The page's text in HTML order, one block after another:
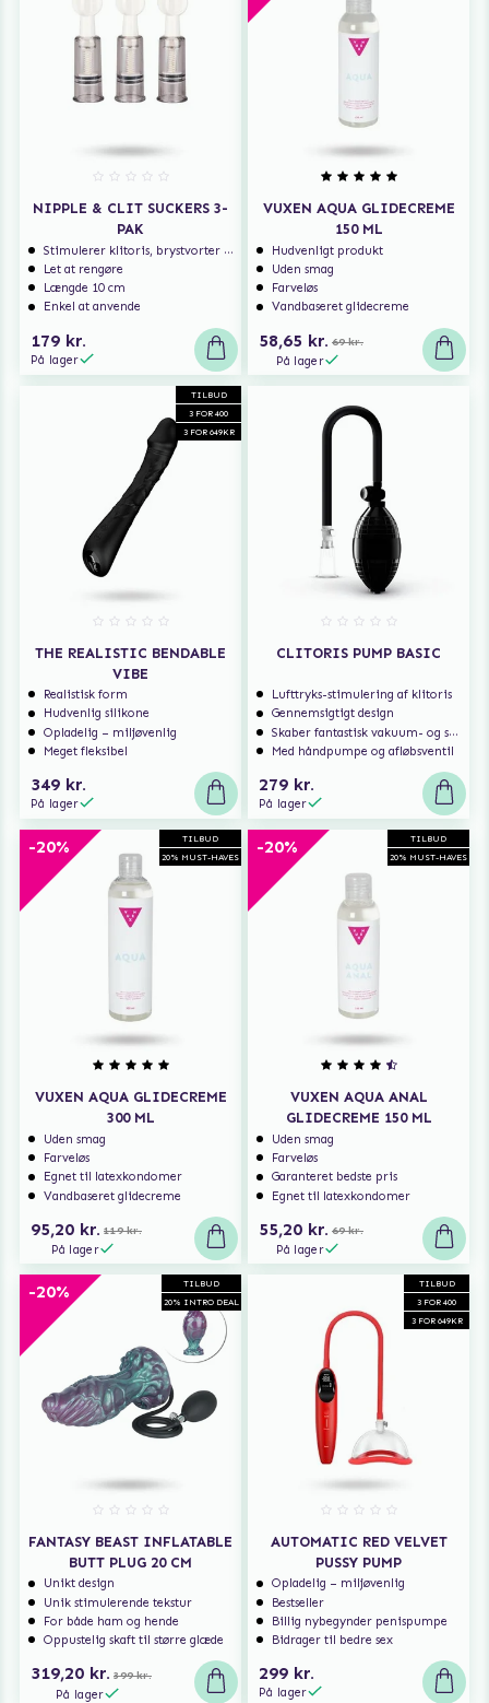
NIPPLE & CLIT SUCKERS 3-
PAK
Stimulerer klitoris, brystvorter m.m.
Let at rengøre
Længde 10 cm
Enkel at anvende
179 kr.
På lager
VUXEN AQUA GLIDECREME
150 ML
Hudvenligt produkt
Uden smag
Farveløs
Vandbaseret glidecreme
58,65 kr. 69 kr.
På lager
TILBUD
3 FOR 400
3 FOR 649KR
THE REALISTIC BENDABLE
VIBE
Realistisk form
Hudvenlig silikone
Opladelig – miljøvenlig
Meget fleksibel
349 kr.
På lager
CLITORIS PUMP BASIC
Lufttryks-stimulering af klitoris
Gennemsigtigt design
Skaber fantastisk vakuum- og sugefølelse
Med håndpumpe og afløbsventil
279 kr.
På lager
TILBUD
20% MUST-HAVES
-20%
VUXEN AQUA GLIDECREME
300 ML
Uden smag
Farveløs
Egnet til latexkondomer
Vandbaseret glidecreme
95,20 kr. 119 kr.
På lager
TILBUD
20% MUST-HAVES
-20%
VUXEN AQUA ANAL
GLIDECREME 150 ML
Uden smag
Farveløs
Garanteret bedste pris
Egnet til latexkondomer
55,20 kr. 69 kr.
På lager
TILBUD
20% INTRO DEAL
-20%
FANTASY BEAST INFLATABLE
BUTT PLUG 20 CM
Unikt design
Unik stimulerende tekstur
For både ham og hende
Oppustelig skaft til større glæde
319,20 kr. 399 kr.
På lager
TILBUD
3 FOR 400
3 FOR 649KR
AUTOMATIC RED VELVET
PUSSY PUMP
Opladelig – miljøvenlig
Bestseller
Billig nybegynder penispumpe
Bidrager til bedre sex
299 kr.
På lager